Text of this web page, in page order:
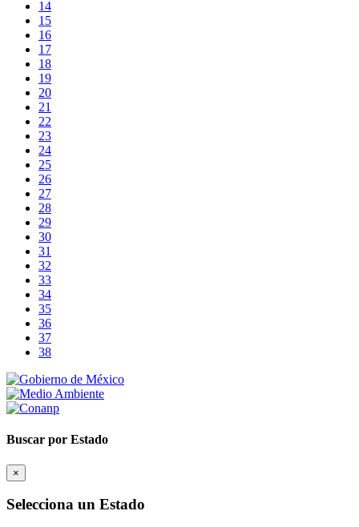
14
15
16
17
18
19
20
21
22
23
24
25
26
27
28
29
30
31
32
33
34
35
36
37
38
Buscar por Estado
×
Selecciona un Estado